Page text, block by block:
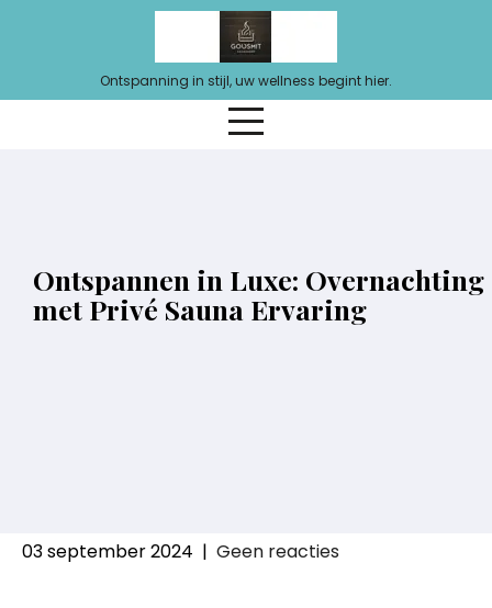
Ontspanning in stijl, uw wellness begint hier.
Ontspannen in Luxe: Overnachting
met Privé Sauna Ervaring
03 september 2024 | Geen reacties